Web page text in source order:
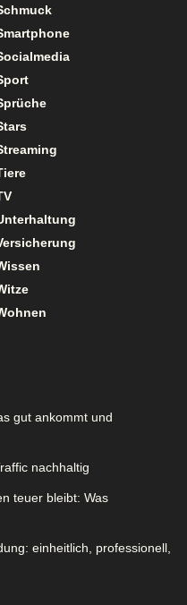
gut ankommt und
nachhaltig
teuer bleibt: Was
einheitlich, professionell,